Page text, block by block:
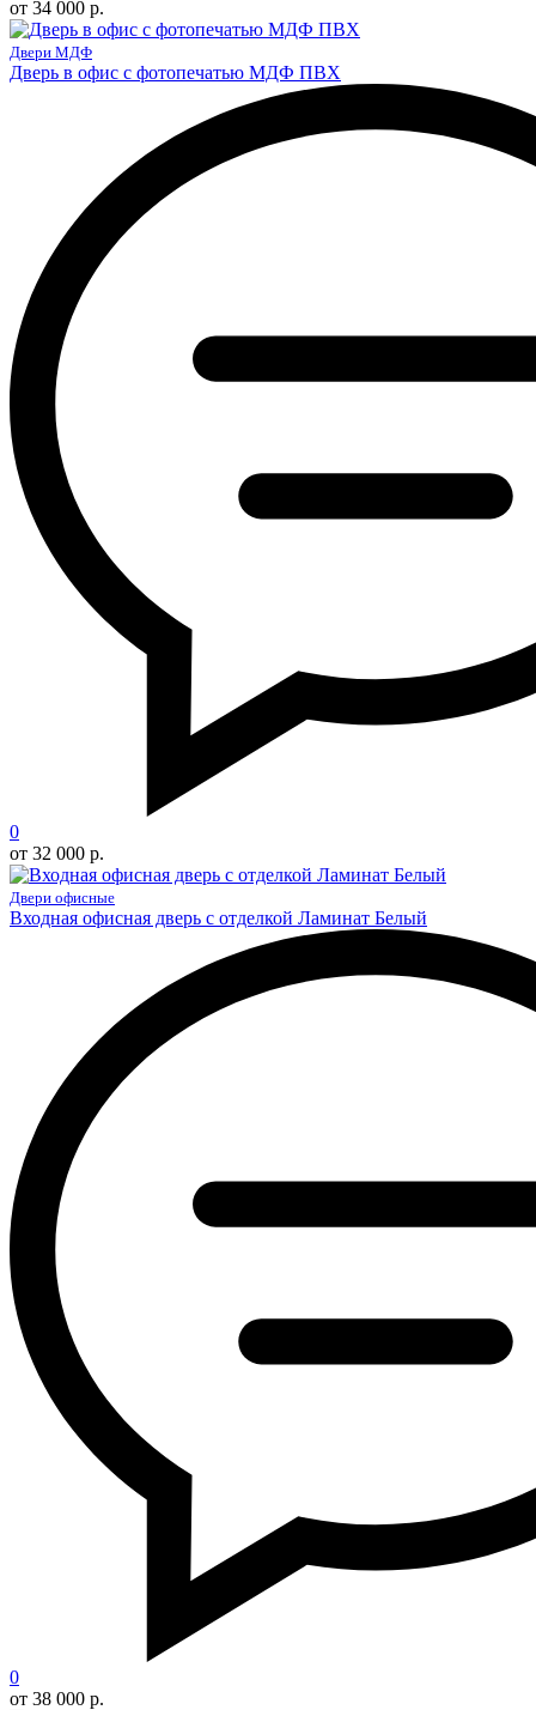
от 34 000 р.
Двери МДФ
Дверь в офис с фотопечатью МДФ ПВХ
0
от 32 000 р.
Двери офисные
Входная офисная дверь с отделкой Ламинат Белый
0
от 38 000 р.